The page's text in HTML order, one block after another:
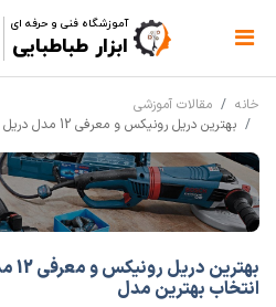
آموزشگاه فنی و حرفه ای
ابزار طباطبایی
خانه
مقالات آموزشی
بهترین دریل رونیکس و معرفی 12 مدل دریل رونیکس برای انتخاب بهترین مدل
انتخاب بهترین مدل